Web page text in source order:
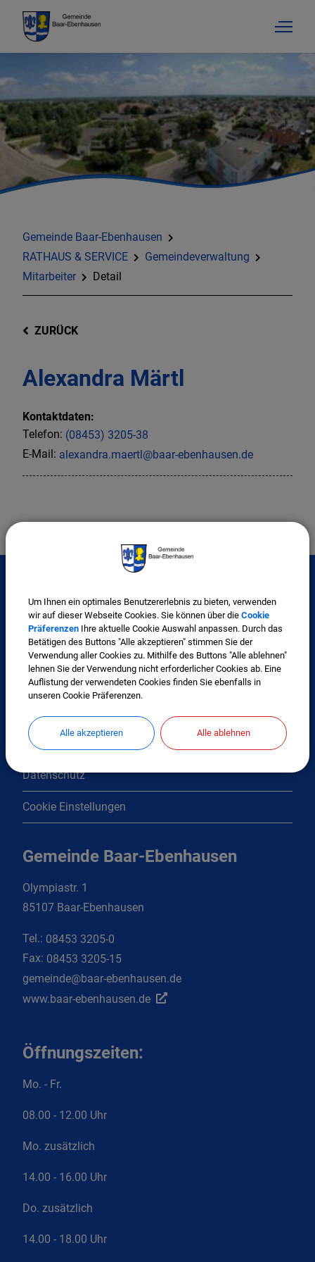
Gemeinde Baar-Ebenhausen
RATHAUS & SERVICE
Gemeindeverwaltung
Mitarbeiter
Detail
ZURÜCK
Alexandra Märtl
Kontaktdaten:
Telefon: (08453) 3205-38
E-Mail: alexandra.maertl@baar-ebenhausen.de
Interessante Links
Kontakt
Inhaltsverzeichnis
Impressum
Datenschutz
Cookie Einstellungen
Gemeinde Baar-Ebenhausen
Olympiastr. 1
85107 Baar-Ebenhausen
Tel.: 08453 3205-0
Fax: 08453 3205-15
gemeinde@baar-ebenhausen.de
www.baar-ebenhausen.de
Öffnungszeiten:
Mo. - Fr.
08.00 - 12.00 Uhr
Mo. zusätzlich
14.00 - 16.00 Uhr
Do. zusätzlich
14.00 - 18.00 Uhr
Um Ihnen ein optimales Benutzererlebnis zu bieten, verwenden
wir auf dieser Webseite Cookies. Sie können über die Cookie
Präferenzen Ihre aktuelle Cookie Auswahl anpassen. Durch das
Betätigen des Buttons "Alle akzeptieren" stimmen Sie der
Verwendung aller Cookies zu. Mithilfe des Buttons "Alle ablehnen"
lehnen Sie der Verwendung nicht erforderlicher Cookies ab. Eine
Auflistung der verwendeten Cookies finden Sie ebenfalls in
unseren Cookie Präferenzen.
Alle akzeptieren Alle ablehnen